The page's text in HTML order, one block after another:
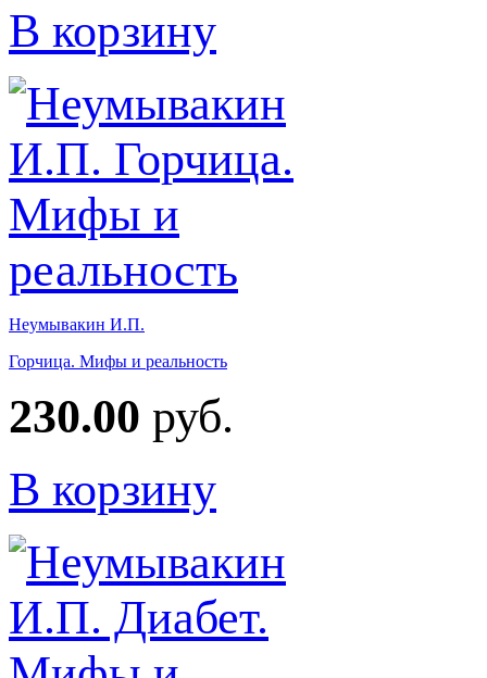
В корзину
Неумывакин И.П.
Горчица. Мифы и реальность
230.00 руб.
В корзину